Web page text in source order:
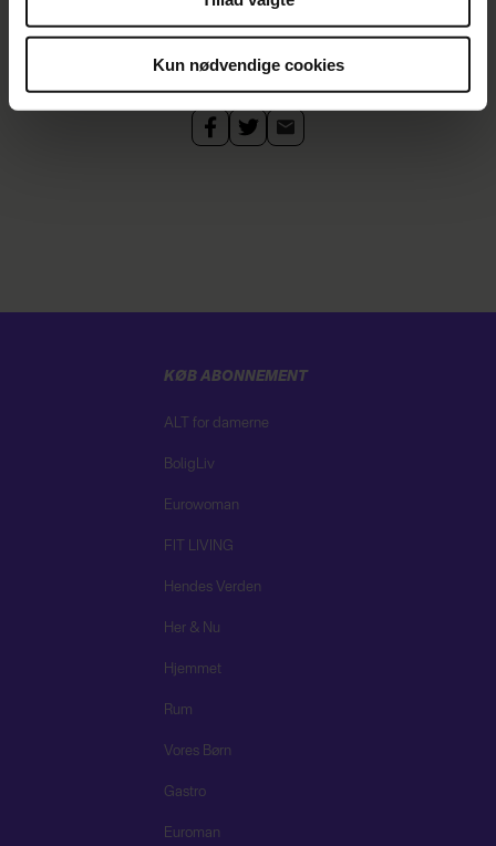
vise dig funktioner i forbindelse med sociale medier.
Du kan til enhver tid trække dit samtykke tilbage via
linket i vores cookiepolitik. Du kan læse mere om vores
brug af cookies, samarbejdspartnere og behandling af
Kun nødvendige cookies
BIKINI ISLAND NYHEDER REALITY
KØB ABONNEMENT
ALT for damerne
BoligLiv
Eurowoman
FIT LIVING
Hendes Verden
Her & Nu
Hjemmet
Rum
Vores Børn
Gastro
Euroman